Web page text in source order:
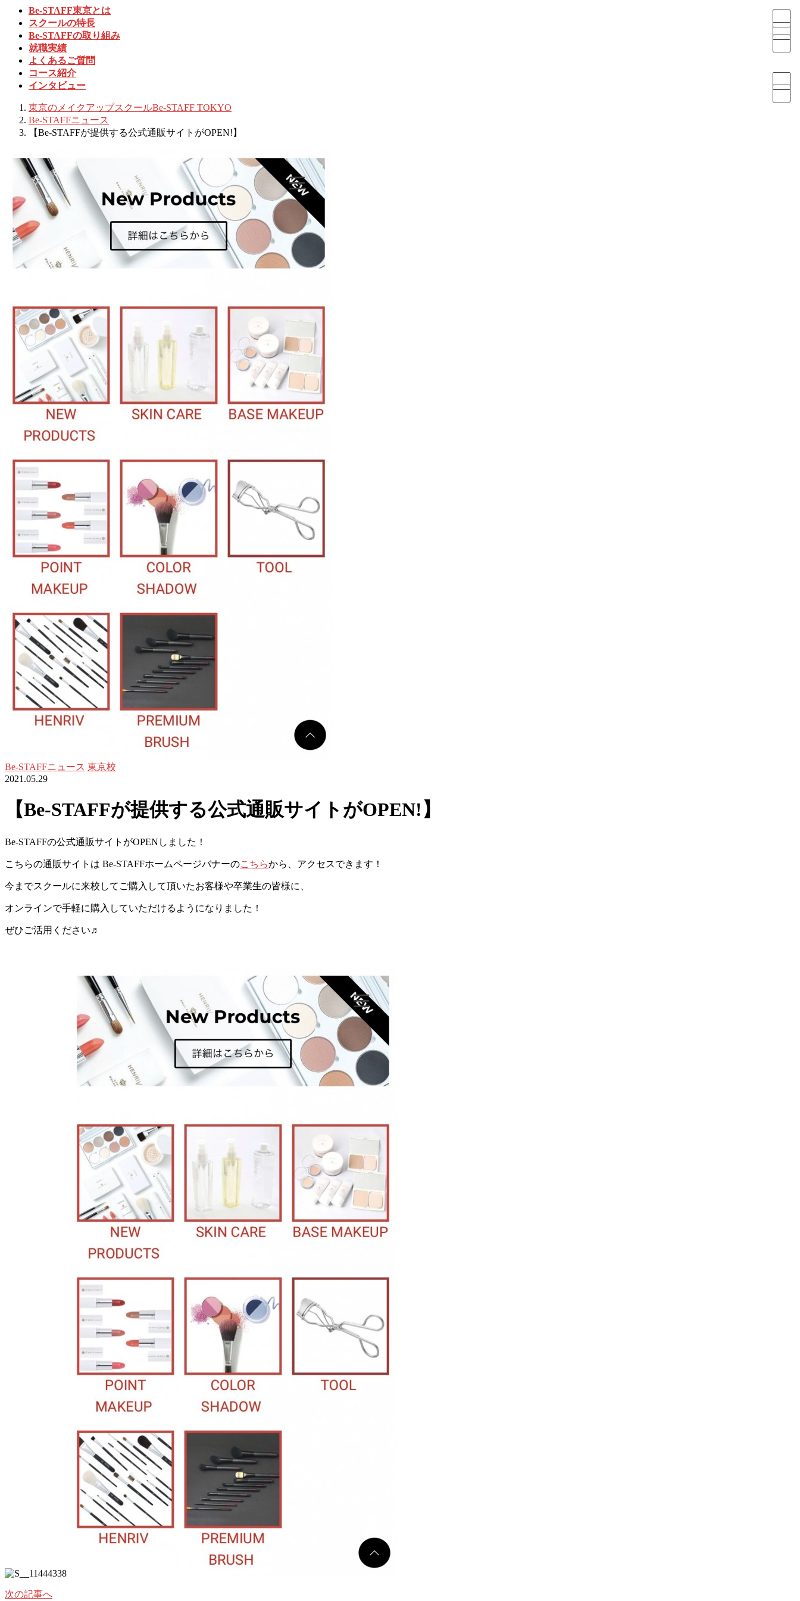
Be-STAFF東京とは
スクールの特長
Be-STAFFの取り組み
就職実績
よくあるご質問
コース紹介
インタビュー
東京のメイクアップスクールBe-STAFF TOKYO
Be-STAFFニュース
【Be-STAFFが提供する公式通販サイトがOPEN!】
Be-STAFFニュース 東京校
2021.05.29
【Be-STAFFが提供する公式通販サイトがOPEN!】
Be-STAFFの公式通販サイトがOPENしました！
こちらの通販サイトは Be-STAFFホームページバナーのこちらから、アクセスできます！
今までスクールに来校してご購入して頂いたお客様や卒業生の皆様に、
オンラインで手軽に購入していただけるようになりました！
ぜひご活用ください♬
次の記事へ